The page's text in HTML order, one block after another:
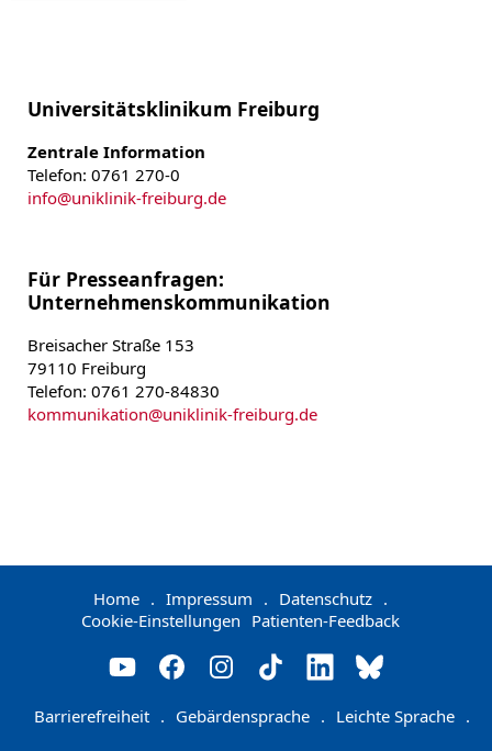
Universitätsklinikum Freiburg
Zentrale Information
Telefon: 0761 270-0
info@uniklinik-freiburg.de
Für Presseanfragen:
Unternehmenskommunikation
Breisacher Straße 153
79110 Freiburg
Telefon: 0761 270-84830
kommunikation@uniklinik-freiburg.de
Home . Impressum . Datenschutz .
Cookie-Einstellungen Patienten-Feedback
Barrierefreiheit . Gebärdensprache . Leichte Sprache .